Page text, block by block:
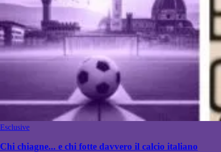
Esclusive
Chi chiagne... e chi fotte davvero il calcio italiano